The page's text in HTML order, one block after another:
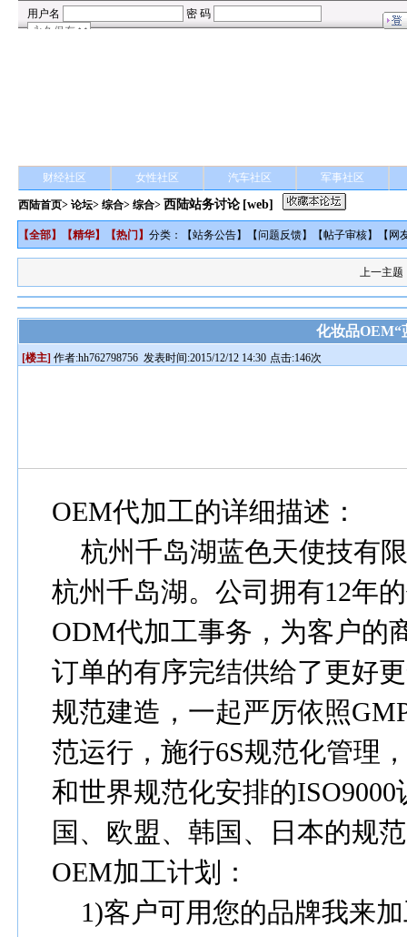
财经社区 女性社区 汽车社区 军事社区
西陆首页>论坛>综合> 综合> 西陆站务讨论 [web]
【全部】【精华】【热门 】分类：【站务公告】【问题反馈】【帖子审核】【 网
上一主题
化妆品OEM“
[楼主] 作者:hh762798756 发表时间:2015/12/12 14:30 点击:146次
OEM代加工的详细描述：
杭州千岛湖蓝色天使技有
杭州千岛湖。公司拥有12年
ODM代加工事务，为客户的
订单的有序完结供给了更好
规范建造，一起严厉依照
范运行，施行6S规范化管理
和世界规范化安排的ISO9000
国、欧盟、韩国、日本的规
OEM加工计划：
1)客户可用您的品牌我来